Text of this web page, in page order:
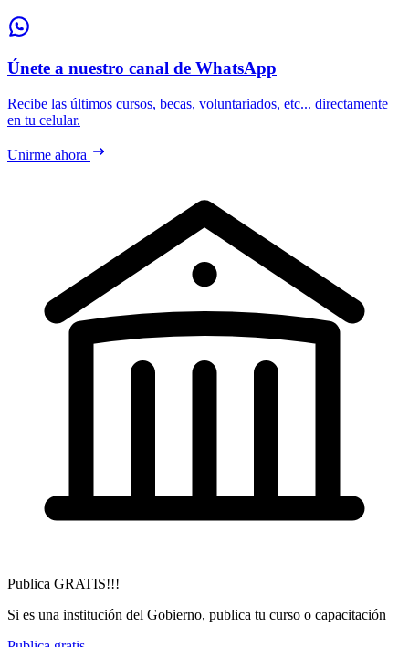
Únete a nuestro canal de WhatsApp
Recibe las últimos cursos, becas, voluntariados, etc... directamente
en tu celular.
Unirme ahora
Publica GRATIS!!!
Si es una institución del Gobierno, publica tu curso o capacitación